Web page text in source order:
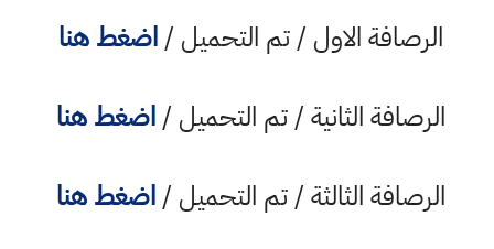
الرصافة الاول / تم التحميل /اضغط هنا
الرصافة الثانية / تم التحميل /اضغط هنا
الرصافة الثالثة / تم التحميل /اضغط هنا